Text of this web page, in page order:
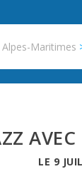
Alpes-Maritimes
LE 9